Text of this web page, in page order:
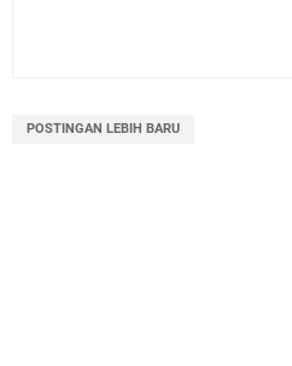
POSTINGAN LEBIH BARU